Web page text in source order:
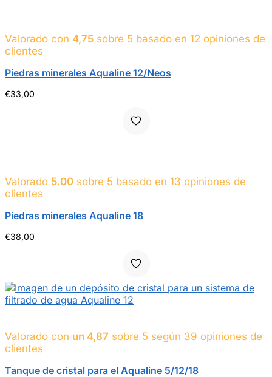
Valorado con 4,75 sobre 5 basado en 12 opiniones de
clientes
Piedras minerales Aqualine 12/Neos
€33,00
Valorado 5.00 sobre 5 basado en 13 opiniones de
clientes
Piedras minerales Aqualine 18
€38,00
Valorado con un 4,87 sobre 5 según 39 opiniones de
clientes
Tanque de cristal para el Aqualine 5/12/18